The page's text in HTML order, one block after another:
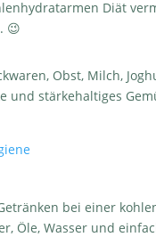
Diät
😉
Obst, Milch,
und stärkehaltiges
bei einer
Öle, Wasser und